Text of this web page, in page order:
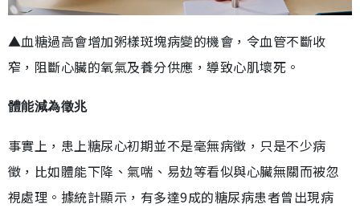
▲血糖過高會增加粥樣斑塊病變的機會，令血管不斷收
窄，阻斷心臟的氧氣及養分供應，導致心肌壞死。
體能減為徵兆
事實上，患上糖尿心初期並不是毫無病徵，只是不少病
徵，比如體能下降、氣喘、易攰等看似與心臟無關而被忽
視處理。據統計顯示，有多達9成的糖尿病患者曾出現病